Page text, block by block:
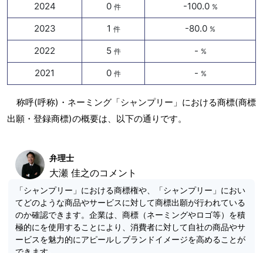
2024 0 件 -100.0 %
2023 1 件 -80.0 %
2022 5 件 - %
2021 0 件 - %
称呼(呼称)・ネーミング「シャンプリー」における商標(商標
出願・登録商標)の概要は、以下の通りです。
弁理士
大瀬 佳之のコメント
「シャンプリー」における商標権や、「シャンプリー」におい
てどのような商品やサービスに対して商標出願が行われている
のか確認できます。企業は、商標（ネーミングやロゴ等）を積
極的にを使用することにより、消費者に対して自社の商品やサ
ービスを魅力的にアピールしブランドイメージを高めることが